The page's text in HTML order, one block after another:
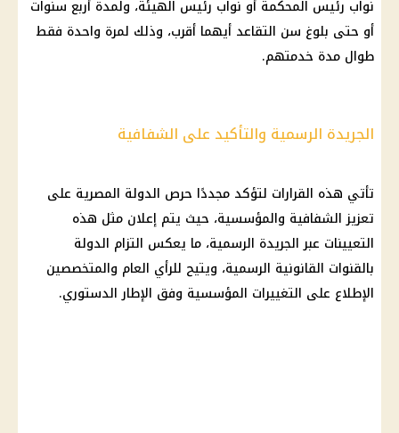
نواب رئيس المحكمة أو نواب رئيس الهيئة، ولمدة أربع سنوات
أو حتى بلوغ سن التقاعد أيهما أقرب، وذلك لمرة واحدة فقط
طوال مدة خدمتهم.
الجريدة الرسمية والتأكيد على الشفافية
تأتي هذه القرارات لتؤكد مجددًا حرص الدولة المصرية على
تعزيز الشفافية والمؤسسية، حيث يتم إعلان مثل هذه
التعيينات عبر الجريدة الرسمية، ما يعكس التزام الدولة
بالقنوات القانونية الرسمية، ويتيح للرأي العام والمتخصصين
الإطلاع على التغييرات المؤسسية وفق الإطار الدستوري.